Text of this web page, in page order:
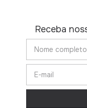
Receba